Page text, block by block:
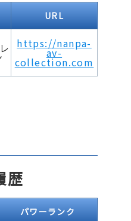
URL
https://nanpa-
av-
collection.com
歴
パワーランク